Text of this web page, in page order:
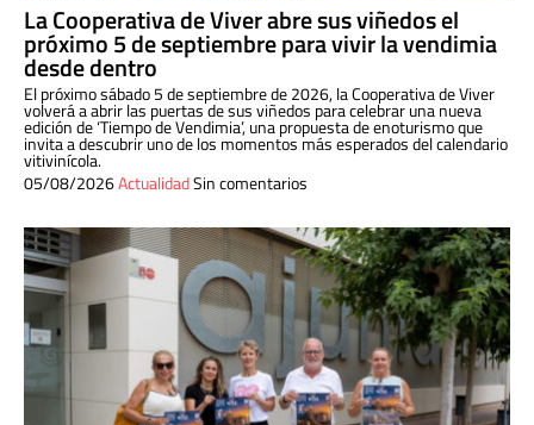
La Cooperativa de Viver abre sus viñedos el
próximo 5 de septiembre para vivir la vendimia
desde dentro
El próximo sábado 5 de septiembre de 2026, la Cooperativa de Viver
volverá a abrir las puertas de sus viñedos para celebrar una nueva
edición de ‘Tiempo de Vendimia’, una propuesta de enoturismo que
invita a descubrir uno de los momentos más esperados del calendario
vitivinícola.
05/08/2026ActualidadSin comentarios